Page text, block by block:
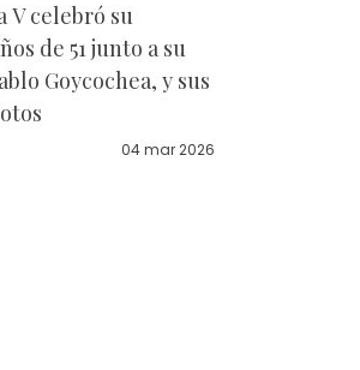
V celebró su
de 51 junto a su
Goycochea, y sus
04 mar 2026